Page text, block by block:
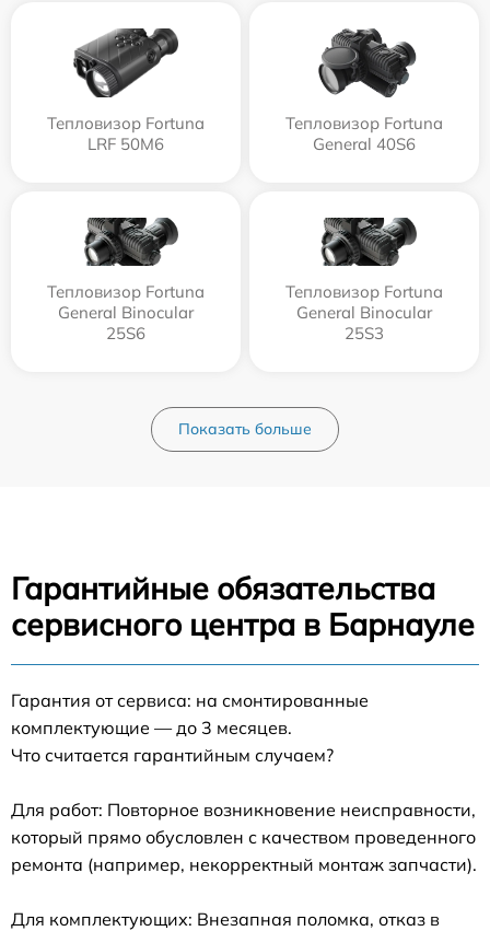
Тепловизор Fortuna
LRF 50M6
Тепловизор Fortuna
General 40S6
Тепловизор Fortuna
General Binocular
25S6
Тепловизор Fortuna
General Binocular
25S3
Показать больше
Гарантийные обязательства
сервисного центра в Барнауле
Гарантия от сервиса: на смонтированные
комплектующие — до 3 месяцев.
Что считается гарантийным случаем?
Для работ: Повторное возникновение неисправности,
который прямо обусловлен с качеством проведенного
ремонта (например, некорректный монтаж запчасти).
Для комплектующих: Внезапная поломка, отказ в